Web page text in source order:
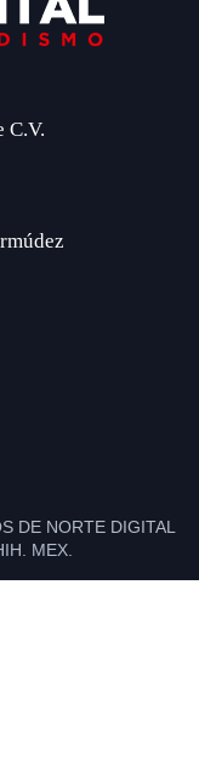
C.V.
DE NORTE DIGITAL
MEX.